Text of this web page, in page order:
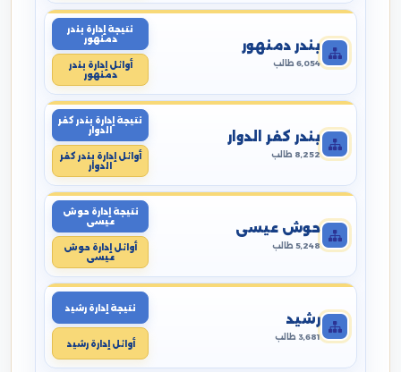
بندر دمنهور
6,054 طالب
نتيجة إدارة بندر
دمنهور
أوائل إدارة بندر
دمنهور
بندر كفر الدوار
8,252 طالب
نتيجة إدارة بندر كفر
الدوار
أوائل إدارة بندر كفر
الدوار
حوش عيسى
5,248 طالب
نتيجة إدارة حوش
عيسى
أوائل إدارة حوش
عيسى
رشيد
3,681 طالب
نتيجة إدارة رشيد
أوائل إدارة رشيد